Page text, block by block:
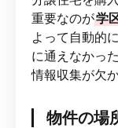
重要なのが学
よって自動的
に通えなかっ
情報収集が欠
物件の場